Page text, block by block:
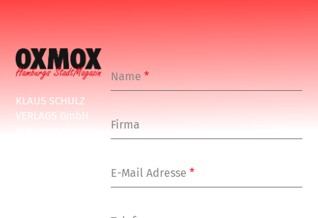
KLAUS SCHULZ
VERLAGS GmbH
Name*
Firma
E-Mail Adresse*